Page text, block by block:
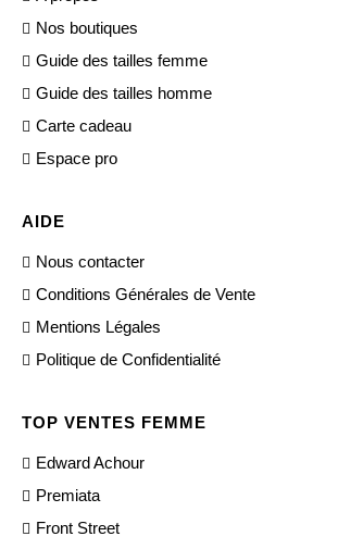
Nos boutiques
Guide des tailles femme
Guide des tailles homme
Carte cadeau
Espace pro
AIDE
Nous contacter
Conditions Générales de Vente
Mentions Légales
Politique de Confidentialité
TOP VENTES FEMME
Edward Achour
Premiata
Front Street